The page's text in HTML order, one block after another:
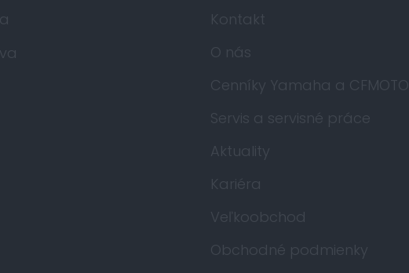
Kontakt
O nás
Cenníky Yamaha a CFMOTO
Servis a servisné práce
Aktuality
Kariéra
Veľkoobchod
Obchodné podmienky